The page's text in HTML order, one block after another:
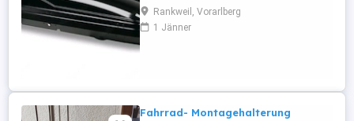
Dachbox ist universell anwendbar, die
Dachträger Atera SIGNO AS Aero 047272
sind geeignet für VW Golf 7 (5-Türer
Golf 7 mit ...
Rankweil, Vorarlberg
1 Jänner
Fahrrad- Montagehalterung